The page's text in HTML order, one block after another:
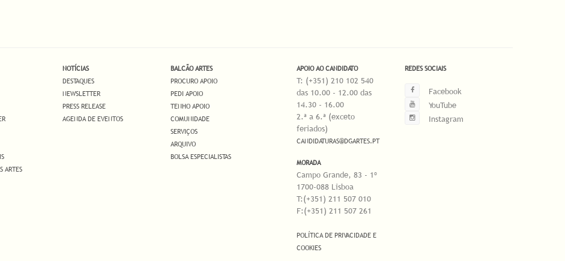
ARTES
NOTÍCIAS
DESTAQUES
NEWSLETTER
PRESS RELEASE
AGENDA DE EVENTOS
BALCÃO ARTES
PROCURO APOIO
PEDI APOIO
TENHO APOIO
COMUNIDADE
SERVIÇOS
ARQUIVO
BOLSA ESPECIALISTAS
APOIO AO CANDIDATO
T: (+351) 210 102 540
das 10.00 - 12.00 das
14.30 - 16.00
2.ª a 6.ª (exceto
feriados)
CANDIDATURAS@DGARTES.PT
MORADA
Campo Grande, 83 - 1º
1700-088 Lisboa
T:(+351) 211 507 010
F:(+351) 211 507 261
POLÍTICA DE PRIVACIDADE E
COOKIES
REDES SOCIAIS
Facebook
YouTube
Instagram